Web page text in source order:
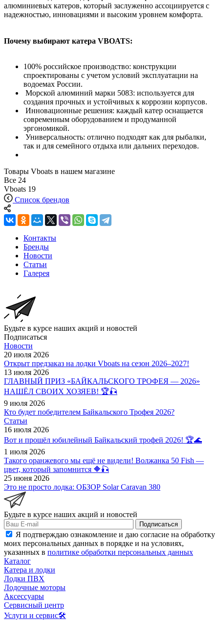
алюминиевых катеров, который заслуженно ассоциируется с
надежностью, инновациями и высоким уровнем комфорта.
Почему выбирают катера VBOATS:
100% российское производство: конструкции
спроектированы с учетом условий эксплуатации на
водоемах России.
Морской алюминий марки 5083: используется для
создания прочных и устойчивых к коррозии корпусов.
Инновационные решения: каждый катер оснащается
современным оборудованием и продуманной
эргономикой.
Универсальность: отлично подходят как для рыбалки,
так и для семейного отдыха или дальних переходов.
Товары Vboats в нашем магазине
Все 24
Vboats 19
Список брендов
Контакты
Бренды
Новости
Статьи
Галерея
Будьте в курсе наших акций и новостей
Подписаться
Новости
20 июля 2026
Открыт предзаказ на лодки Vboats на сезон 2026–2027!
13 июля 2026
ГЛАВНЫЙ ПРИЗ «БАЙКАЛЬСКОГО ТРОФЕЯ — 2026»
НАШЁЛ СВОИХ ХОЗЯЕВ! 🏆🎣
9 июля 2026
Кто будет победителем Байкальского Трофея 2026?
Статьи
16 июля 2026
Вот и прошёл юбилейный Байкальский трофей 2026! 🏆🌊
1 июля 2026
Такого оранжевого мы ещё не видели! Волжанка 50 Fish —
цвет, который запомнится 🔶🎣
25 июня 2026
Это не просто лодка: ОБЗОР Solar Caravan 380
Будьте в курсе наших акций и новостей
Подписаться
Я подтверждаю ознакомление и даю согласие на обработку
моих персональных данных в порядке и на условиях,
указанных в политике обработки персональных данных
Каталог
Катера и лодки
Лодки ПВХ
Лодочные моторы
Аксессуары
Сервисный центр
Услуги и сервис🛠️